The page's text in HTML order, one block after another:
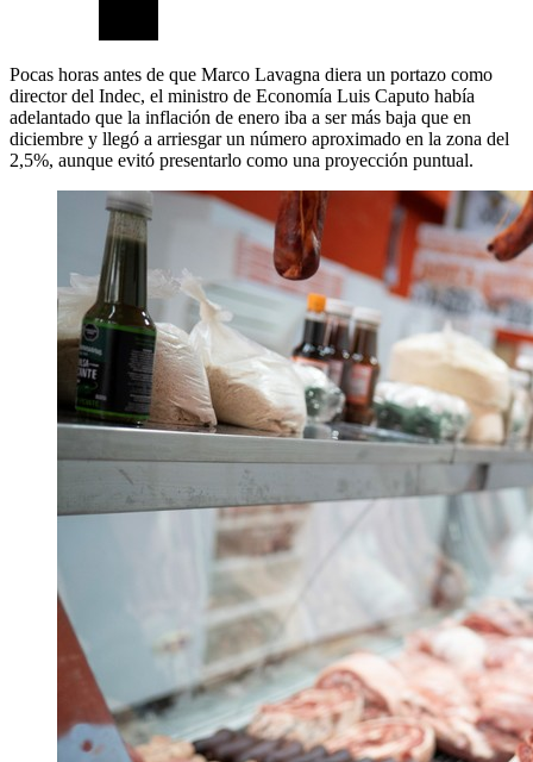
Pocas horas antes de que Marco Lavagna diera un portazo como
director del Indec, el ministro de Economía Luis Caputo había
adelantado que la inflación de enero iba a ser más baja que en
diciembre y llegó a arriesgar un número aproximado en la zona del
2,5%, aunque evitó presentarlo como una proyección puntual.